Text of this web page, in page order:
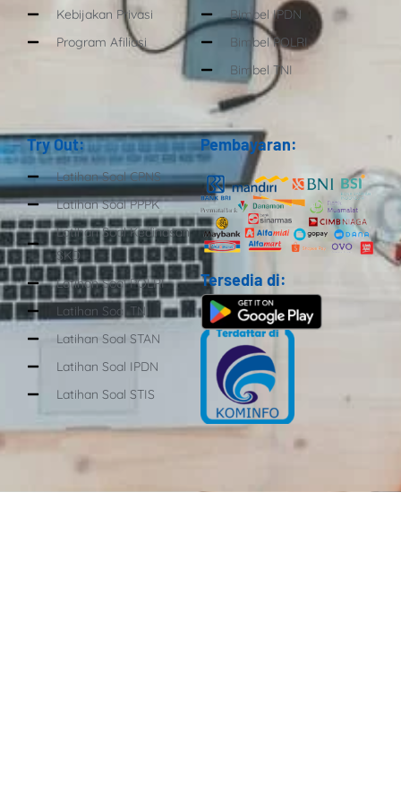
Kebijakan Privasi
Program Afiliasi
Bimbel IPDN
Bimbel POLRI
Bimbel TNI
Try Out:
Latihan Soal CPNS
Latihan Soal PPPK
Latihan Soal Kedinasan
SKD
Latihan Soal POLRI
Latihan Soal TNI
Latihan Soal STAN
Latihan Soal IPDN
Latihan Soal STIS
Pembayaran:
Tersedia di: